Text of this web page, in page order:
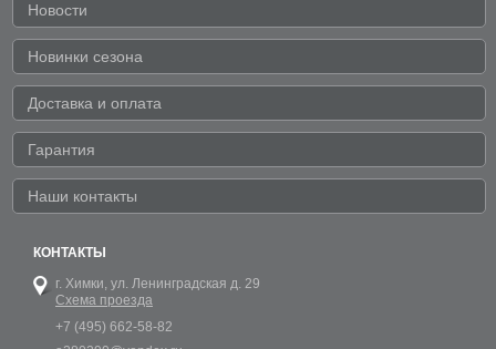
Новости
Новинки сезона
Доставка и оплата
Гарантия
Наши контакты
КОНТАКТЫ
г. Химки, ул. Ленинградская д. 29
Схема проезда
+7 (495) 662-58-82